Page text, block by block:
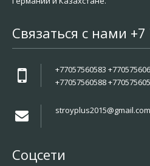
Связаться с нами
+77057560583
+77057560588
stroyplus2015@gmail.com
Соцсети